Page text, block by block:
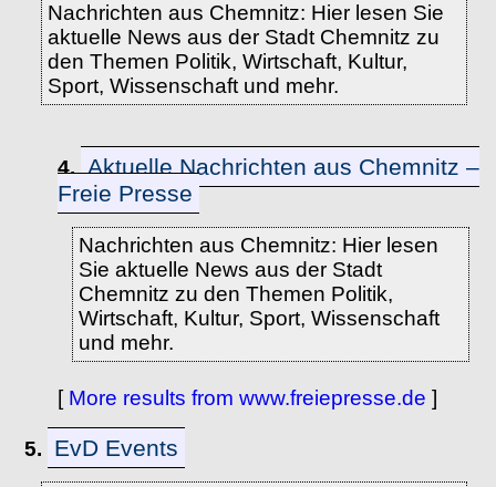
Nachrichten aus Chemnitz: Hier lesen Sie
aktuelle News aus der Stadt Chemnitz zu
den Themen Politik, Wirtschaft, Kultur,
Sport, Wissenschaft und mehr.
4. Aktuelle Nachrichten aus Chemnitz –
Freie Presse
Nachrichten aus Chemnitz: Hier lesen
Sie aktuelle News aus der Stadt
Chemnitz zu den Themen Politik,
Wirtschaft, Kultur, Sport, Wissenschaft
und mehr.
[ More results from www.freiepresse.de ]
5. EvD Events